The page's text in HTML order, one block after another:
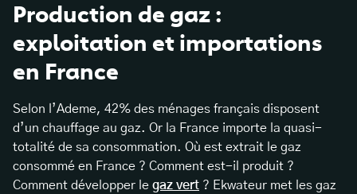
Production de gaz :
exploitation et importations
en France
Selon l’Ademe, 42% des ménages français disposent
d’un chauffage au gaz. Or la France importe la quasi-
totalité de sa consommation. Où est extrait le gaz
consommé en France ? Comment est-il produit ?
Comment développer le gaz vert ? Ekwateur met les gaz